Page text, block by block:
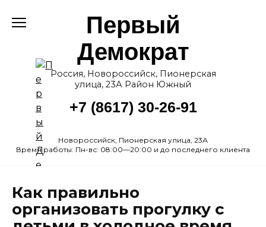
Первый
Демократ
Россия, Новороссийск, Пионерская
улица, 23А Район Южный
+7 (8617) 30-26-91
Новороссийск, Пионерская улица, 23А
Время работы: Пн-вс: 08:00—20:00 и до последнего клиента
Как правильно
организовать прогулку с